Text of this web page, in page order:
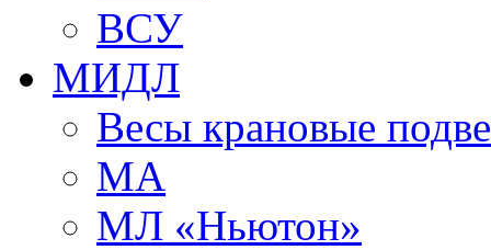
ВСУ
МИДЛ
Весы крановые
МА
МЛ «Ньютон»